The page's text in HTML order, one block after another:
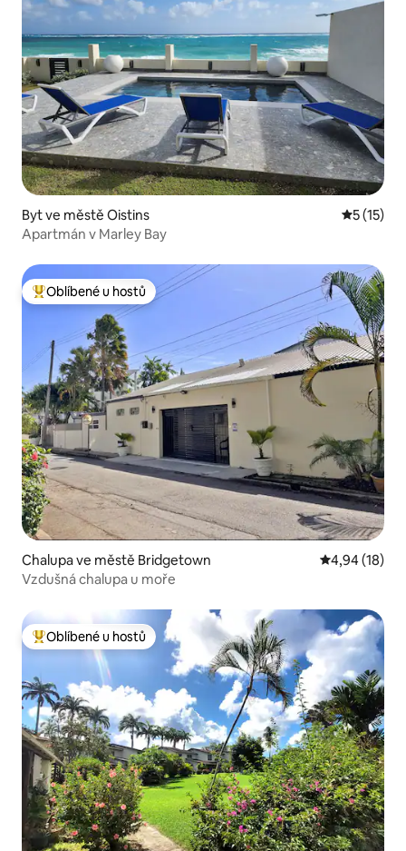
Byt ve městě Oistins
5 (15)
Apartmán v Marley Bay
Nejlepší v kategorii Oblíbené u hostů
Oblíbené u hostů
Chalupa ve městě Bridgetown Průměrné
4,94 (18)
Vzdušná chalupa u moře
Nejlepší v kategorii Oblíbené u hostů
Oblíbené u hostů